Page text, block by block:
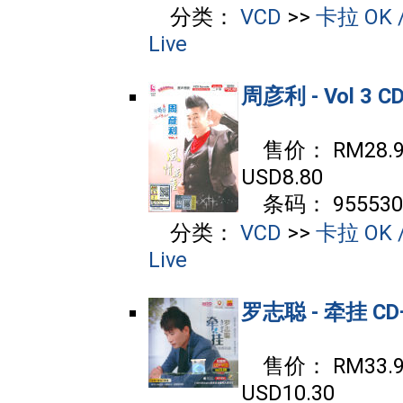
分类： VCD >> 卡拉 OK
Live
周彦利 - Vol 3
售价：
USD8.80
条码：
分类： VCD >> 卡拉 OK
Live
罗志聪 - 牵挂
售价：
USD10.30